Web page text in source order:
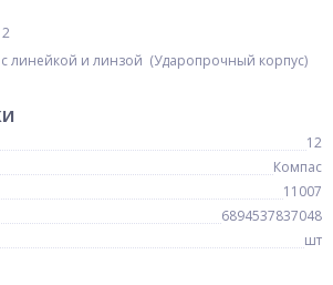
с линейкой и линзой (Ударопрочный корпус)
12
Компас
11007
6894537837048
шт